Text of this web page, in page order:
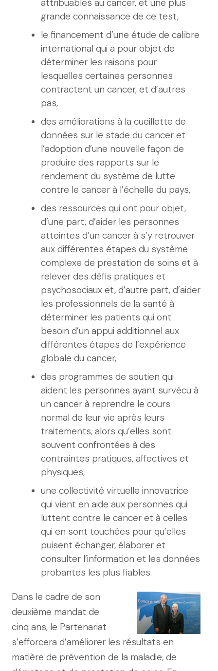
attribuables au cancer, et une plus
grande connaissance de ce test,
le financement d’une étude de calibre
international qui a pour objet de
déterminer les raisons pour
lesquelles certaines personnes
contractent un cancer, et d’autres
pas,
des améliorations à la cueillette de
données sur le stade du cancer et
l’adoption d’une nouvelle façon de
produire des rapports sur le
rendement du système de lutte
contre le cancer à l’échelle du pays,
des ressources qui ont pour objet,
d’une part, d’aider les personnes
atteintes d’un cancer à s’y retrouver
aux différentes étapes du système
complexe de prestation de soins et à
relever des défis pratiques et
psychosociaux et, d’autre part, d’aider
les professionnels de la santé à
déterminer les patients qui ont
besoin d’un appui additionnel aux
différentes étapes de l’expérience
globale du cancer,
des programmes de soutien qui
aident les personnes ayant survécu à
un cancer à reprendre le cours
normal de leur vie après leurs
traitements, alors qu’elles sont
souvent confrontées à des
contraintes pratiques, affectives et
physiques,
une collectivité virtuelle innovatrice
qui vient en aide aux personnes qui
luttent contre le cancer et à celles
qui en sont touchées pour qu’elles
puisent échanger, élaborer et
consulter l’information et les données
probantes les plus fiables.
Dans le cadre de son
deuxième mandat de
cinq ans, le Partenariat
s’efforcera d’améliorer les résultats en
matière de prévention de la maladie, de